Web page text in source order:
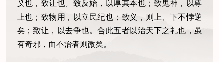
义也，致让也。致反始，以厚其本也；致鬼神，以尊
上也；致物用，以立民纪也；致义，则上、下不悖逆
矣；致让，以去争也。合此五者以治天下之礼也，虽
有奇邪，而不治者则微矣。